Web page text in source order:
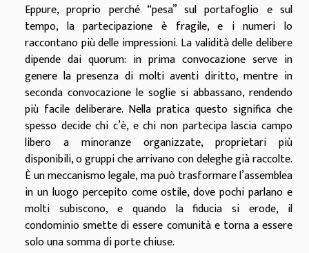
Eppure, proprio perché “pesa” sul portafoglio e sul
tempo, la partecipazione è fragile, e i numeri lo
raccontano più delle impressioni. La validità delle delibere
dipende dai quorum: in prima convocazione serve in
genere la presenza di molti aventi diritto, mentre in
seconda convocazione le soglie si abbassano, rendendo
più facile deliberare. Nella pratica questo significa che
spesso decide chi c’è, e chi non partecipa lascia campo
libero a minoranze organizzate, proprietari più
disponibili, o gruppi che arrivano con deleghe già raccolte.
È un meccanismo legale, ma può trasformare l’assemblea
in un luogo percepito come ostile, dove pochi parlano e
molti subiscono, e quando la fiducia si erode, il
condominio smette di essere comunità e torna a essere
solo una somma di porte chiuse.